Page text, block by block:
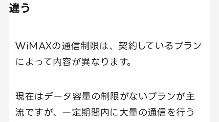
違う
WiMAXの通信制限は、契約しているプラン
によって内容が異なります。
現在はデータ容量の制限がないプランが主
流ですが、一定期間内に大量の通信を行う